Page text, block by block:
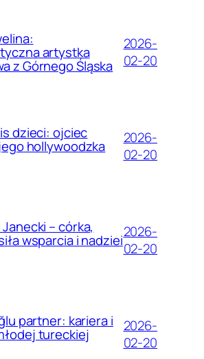
artystka
z Górnego Śląska
2026-
02-20
dzieci: ojciec
hollywoodzka
2026-
02-20
– córka,
wsparcia i nadziei2026-
02-20
partner: kariera i
tureckiej
2026-
02-20